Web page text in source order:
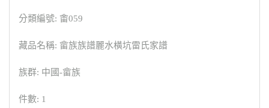
分類編號: 畬059
藏品名稱: 畲族族譜麗水橫坑雷氏家譜
族群: 中國-畲族
件數: 1